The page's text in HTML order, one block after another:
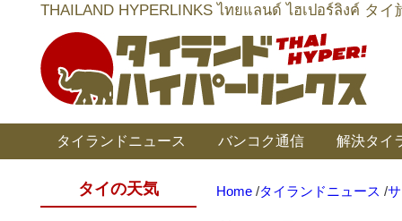
THAILAND HYPERLINKS ไทยแลนด์ ไฮเปอร์ลิงค์ タ
タイランドニュース バンコク通信 解決タイ
タイの天気 Home /タイランドニュース /